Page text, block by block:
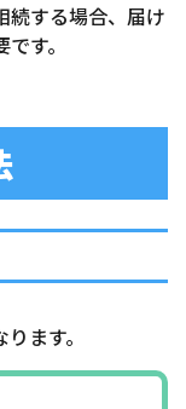
続する場合、届け
す。
ます。